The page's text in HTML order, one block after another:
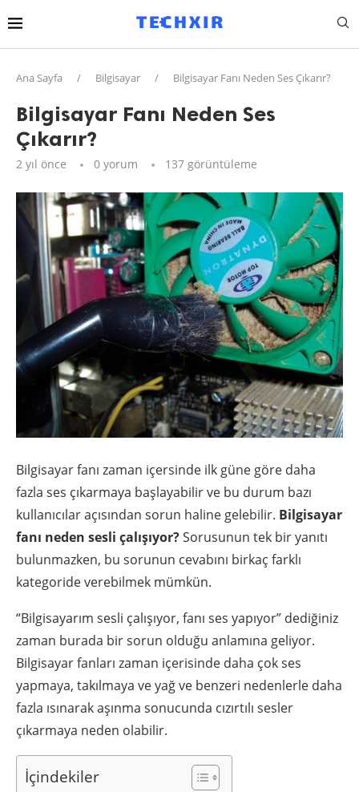
Ana Sayfa / Bilgisayar / Bilgisayar Fanı Neden Ses Çıkarır?
Bilgisayar Fanı Neden Ses
Çıkarır?
2 yıl önce 0 yorum 137 görüntüleme
Bilgisayar fanı zaman içersinde ilk güne göre daha
fazla ses çıkarmaya başlayabilir ve bu durum bazı
kullanıcılar açısından sorun haline gelebilir. Bilgisayar
fanı neden sesli çalışıyor?Sorusunun tek bir yanıtı
bulunmazken, bu sorunun cevabını birkaç farklı
kategoride verebilmek mümkün.
“Bilgisayarım sesli çalışıyor, fanı ses yapıyor” dediğiniz
zaman burada bir sorun olduğu anlamına geliyor.
Bilgisayar fanları zaman içerisinde daha çok ses
yapmaya, takılmaya ve yağ ve benzeri nedenlerle daha
fazla ısınarak aşınma sonucunda cızırtılı sesler
çıkarmaya neden olabilir.
İçindekiler